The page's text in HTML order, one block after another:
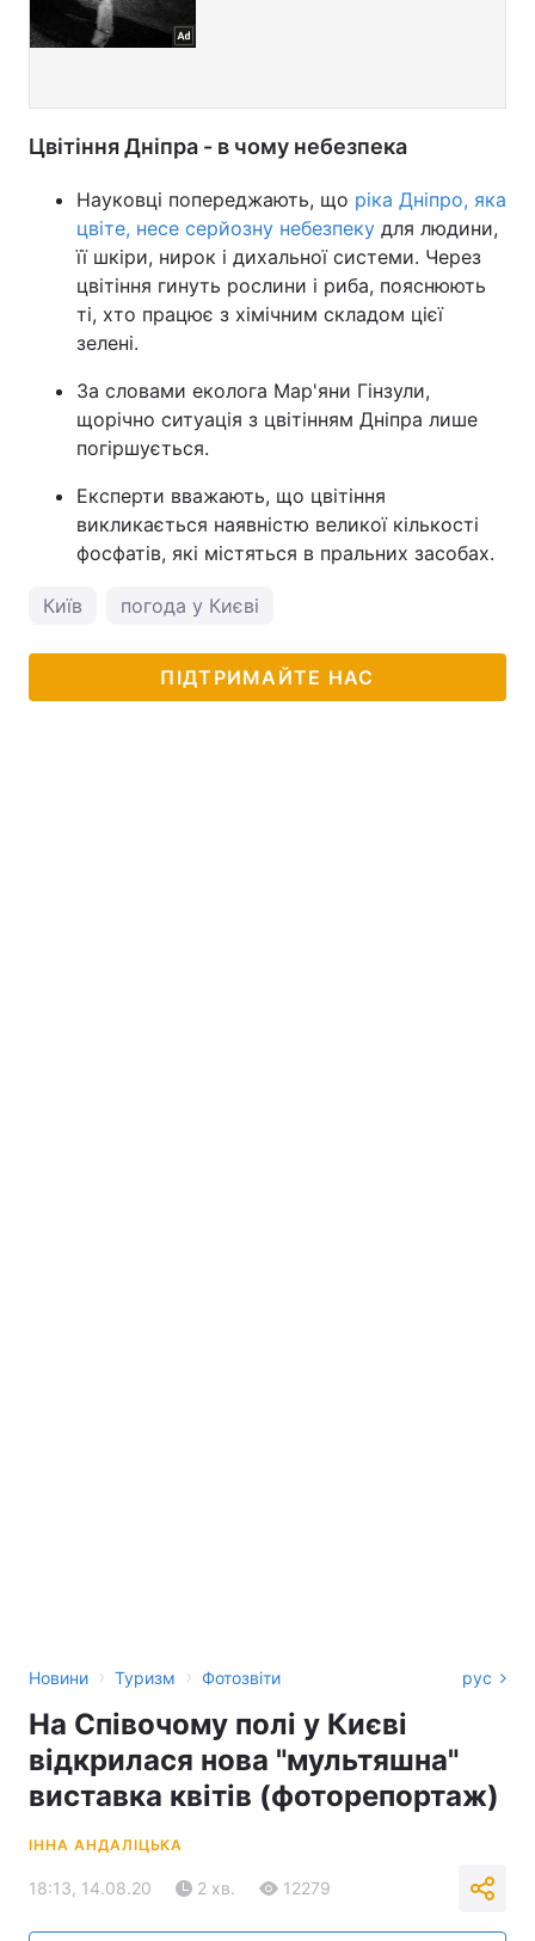
Цвітіння Дніпра - в чому небезпека
Науковці попереджають, що ріка Дніпро, яка
цвіте, несе серйозну небезпеку для людини,
її шкіри, нирок і дихальної системи. Через
цвітіння гинуть рослини і риба, пояснюють
ті, хто працює з хімічним складом цієї
зелені.
За словами еколога Мар'яни Гінзули,
щорічно ситуація з цвітінням Дніпра лише
погіршується.
Експерти вважають, що цвітіння
викликається наявністю великої кількості
фосфатів, які містяться в пральних засобах.
Київ погода у Києві
ПІДТРИМАЙТЕ НАС
Новини › Туризм › Фотозвіти рус
На Співочому полі у Києві
відкрилася нова "мультяшна"
виставка квітів (фоторепортаж)
ІННА АНДАЛІЦЬКА
18:13, 14.08.20 2 хв. 12279